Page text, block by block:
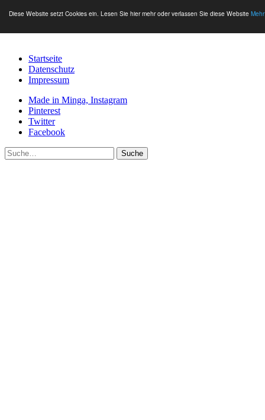
Diese Website setzt Cookies ein. Lesen Sie hier mehr oder verlassen Sie diese Website
Startseite
Datenschutz
Impressum
Made in Minga, Instagram
Pinterest
Twitter
Facebook
Suche